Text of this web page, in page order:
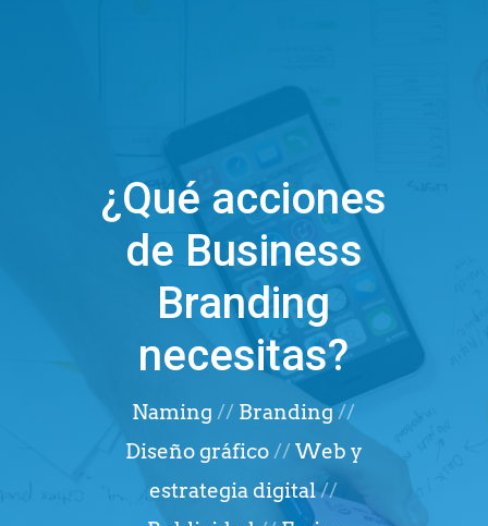
¿Qué acciones
de Business
Branding
necesitas?
Naming // Branding//
Diseño gráfico//Web y
estrategia digital//